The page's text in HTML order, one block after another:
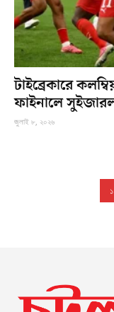
টাইব্রেকারে
ফাইনালে
জুলাই ৮, ২০২৬
১